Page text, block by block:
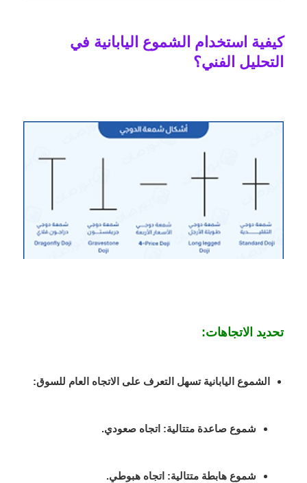
كيفية استخدام الشموع اليابانية في
التحليل الفني؟
تحديد الاتجاهات:
الشموع اليابانية تسهل التعرف على الاتجاه العام للسوق:
شموع صاعدة متتالية: اتجاه صعودي.
شموع هابطة متتالية: اتجاه هبوطي.